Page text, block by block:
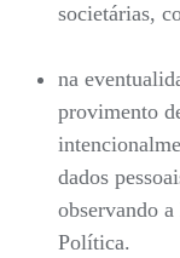
societárias,
na
provimento
dados
observando
Política.